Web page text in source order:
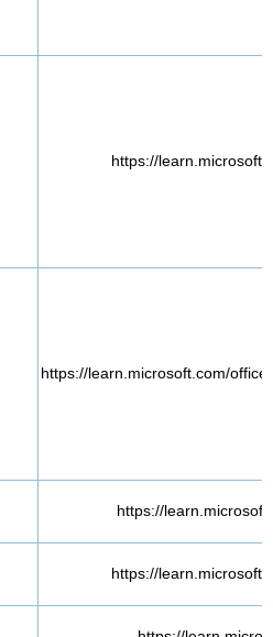
https://
https://learn.microsoft.com/
https://
https://